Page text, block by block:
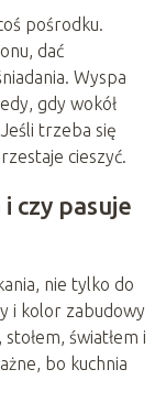
pośrodku.
dać
Wyspa
gdy wokół
trzeba się
cieszyć.
czy pasuje
nie tylko do
i kolor zabudowy
światłem i
bo kuchnia